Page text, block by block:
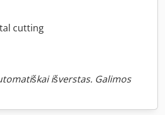
cutting
išverstas. Galimos